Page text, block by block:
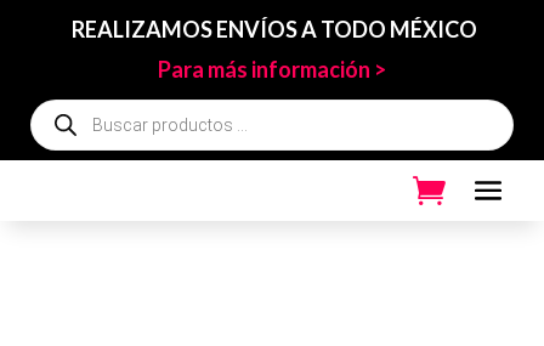
REALIZAMOS ENVÍOS A TODO MÉXICO
Para más información >
Búsqueda
de
productos